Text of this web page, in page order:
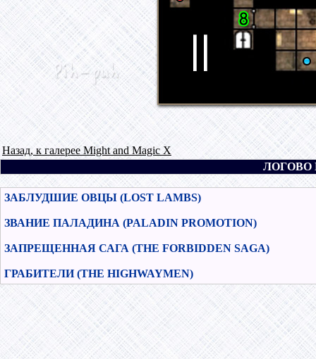
Назад, к галерее Might and Magic X
ЛОГОВО
ЗАБЛУДШИЕ ОВЦЫ (LOST LAMBS)
ЗВАНИЕ ПАЛАДИНА (PALADIN PROMOTION)
ЗАПРЕЩЕННАЯ САГА (THE FORBIDDEN SAGA)
ГРАБИТЕЛИ (THE HIGHWAYMEN)